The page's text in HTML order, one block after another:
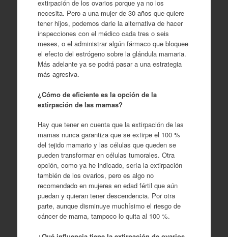
extirpación de los ovarios porque ya no los
necesita. Pero a una mujer de 30 años que quiere
tener hijos, podemos darle la alternativa de hacer
inspecciones con el médico cada tres o seis
meses, o el administrar algún fármaco que bloquee
el efecto del estrógeno sobre la glándula mamaria.
Más adelante ya se podrá pasar a una estrategia
más agresiva.
¿Cómo de eficiente es la opción de la
extirpación de las mamas?
Hay que tener en cuenta que la extirpación de las
mamas nunca garantiza que se extirpe el 100 %
del tejido mamario y las células que queden se
pueden transformar en células tumorales. Otra
opción, como ya he indicado, sería la extirpación
también de los ovarios, pero es algo no
recomendado en mujeres en edad fértil que aún
puedan y quieran tener descendencia. Por otra
parte, aunque disminuye muchísimo el riesgo de
cáncer de mama, tampoco lo quita al 100 %.